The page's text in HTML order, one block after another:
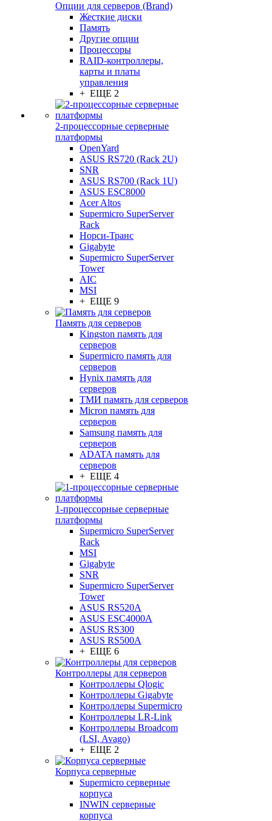
Опции для серверов (Brand)
Жесткие диски
Память
Другие опции
Процессоры
RAID-контроллеры,
карты и платы
управления
+ ЕЩЕ 2
2-процессорные серверные
платформы
OpenYard
ASUS RS720 (Rack 2U)
SNR
ASUS RS700 (Rack 1U)
ASUS ESC8000
Acer Altos
Supermicro SuperServer
Rack
Норси-Транс
Gigabyte
Supermicro SuperServer
Tower
AIC
MSI
+ ЕЩЕ 9
Память для серверов
Kingston память для
серверов
Supermicro память для
серверов
Hynix память для
серверов
ТМИ память для серверов
Micron память для
серверов
Samsung память для
серверов
ADATA память для
серверов
+ ЕЩЕ 4
1-процессорные серверные
платформы
Supermicro SuperServer
Rack
MSI
Gigabyte
SNR
Supermicro SuperServer
Tower
ASUS RS520A
ASUS ESC4000A
ASUS RS300
ASUS RS500A
+ ЕЩЕ 6
Контроллеры для серверов
Контроллеры Qlogic
Контроллеры Gigabyte
Контроллеры Supermicro
Контроллеры LR-Link
Контроллеры Broadcom
(LSI, Avago)
+ ЕЩЕ 2
Корпуса серверные
Supermicro серверные
корпуса
INWIN серверные
корпуса